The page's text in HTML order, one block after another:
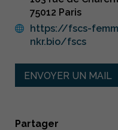
75012 Paris
https://fscs-
nkr.bio/fscs
ENVOYER UN MAIL
Partager